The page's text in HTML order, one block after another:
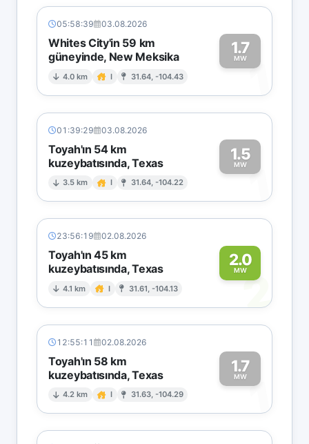
05:58:39 03.08.2026
Whites City'in 59 km
güneyinde, New Meksika
4.0 km I 31.64, -104.43
1.7
MW1
01:39:29 03.08.2026
Toyah'ın 54 km
kuzeybatısında, Texas
3.5 km I 31.64, -104.22
1.5
MW1
23:56:19 02.08.2026
Toyah'ın 45 km
kuzeybatısında, Texas
4.1 km I 31.61, -104.13
2.0
MW
2
12:55:11 02.08.2026
Toyah'ın 58 km
kuzeybatısında, Texas
4.2 km I 31.63, -104.29
1.7
MW1